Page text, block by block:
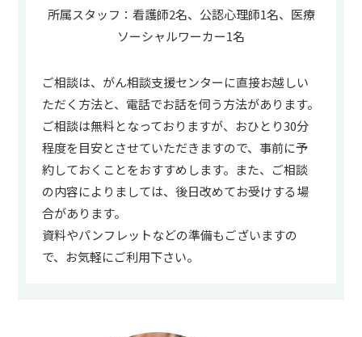
所属スタッフ：看護師2名、公認心理師1名、医療
ソーシャルワーカー1名
ご相談は、がん相談支援センターに直接お越しい
ただく方法と、電話でお話を伺う方法があります。
ご相談は無料となっておりますが、おひとり30分
程度を目安とさせていただきますので、事前に予
約しておくことをおすすめします。また、ご相談
の内容によりましては、後日改めてお受けする場
合があります。
資料やパンフレットなどの準備もございますの
で、お気軽にご利用下さい。